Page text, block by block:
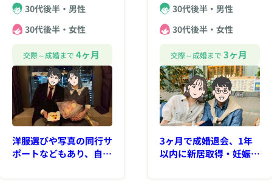
30代後半・男性
30代後半・女性
交際～成婚まで 4ヶ月
洋服選びや写真の同行サ
ポートなどもあり、自信
30代後半・男性
30代後半・女性
交際～成婚まで 3ヶ月
3ヶ月で成婚退会、1年
以内に新居取得・妊娠